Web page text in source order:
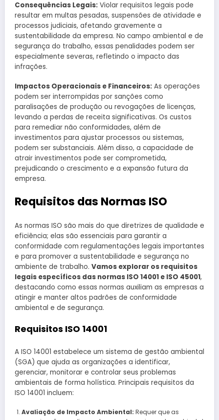
Consequências Legais: Violar requisitos legais pode
resultar em multas pesadas, suspensões de atividade e
processos judiciais, afetando gravemente a
sustentabilidade da empresa. No campo ambiental e de
segurança do trabalho, essas penalidades podem ser
especialmente severas, refletindo o impacto das
infrações.
Impactos Operacionais e Financeiros: As operações
podem ser interrompidas por sanções como
paralisações de produção ou revogações de licenças,
levando a perdas de receita significativas. Os custos
para remediar não conformidades, além de
investimentos para ajustar processos ou sistemas,
podem ser substanciais. Além disso, a capacidade de
atrair investimentos pode ser comprometida,
prejudicando o crescimento e a expansão futura da
empresa.
Requisitos das Normas ISO
As normas ISO são mais do que diretrizes de qualidade e
eficiência; elas são essenciais para garantir a
conformidade com regulamentações legais importantes
e para promover a sustentabilidade e segurança no
ambiente de trabalho. Vamos explorar os requisitos
legais específicos das normas ISO 14001 e ISO 45001,
destacando como essas normas auxiliam as empresas a
atingir e manter altos padrões de conformidade
ambiental e de segurança.
Requisitos ISO 14001
A ISO 14001 estabelece um sistema de gestão ambiental
(SGA) que ajuda as organizações a identificar,
gerenciar, monitorar e controlar seus problemas
ambientais de forma holística. Principais requisitos da
ISO 14001 incluem:
Avaliação de Impacto Ambiental: Requer que as